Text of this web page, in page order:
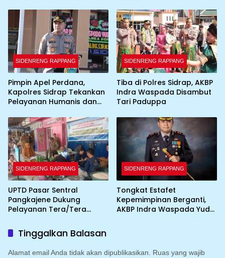
SIDENRENG RAPPANG
Pimpin Apel Perdana,
Kapolres Sidrap Tekankan
Pelayanan Humanis dan
SIDENRENG RAPPANG
Tiba di Polres Sidrap, AKBP
Indra Waspada Disambut
Tari Paduppa
SIDENRENG RAPPANG
UPTD Pasar Sentral
Pangkajene Dukung
Pelayanan Tera/Tera
SIDENRENG RAPPANG
Tongkat Estafet
Kepemimpinan Berganti,
AKBP Indra Waspada Yuda
Tinggalkan Balasan
Alamat email Anda tidak akan dipublikasikan.
Ruas yang wajib